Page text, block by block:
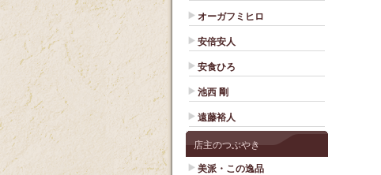
オーガフミヒロ
安倍安人
安食ひろ
池西 剛
遠藤裕人
店主のつぶやき
美派・この逸品